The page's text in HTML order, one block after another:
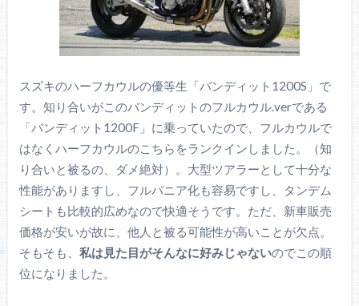
スズキのハーフカウルの優等生「バンディット1200S」で
す。知り合いがこのバンディットのフルカウル.verである
「バンディット1200F」に乗っていたので、フルカウルで
はなくハーフカウルのこちらをランクインしました。（知
り合いと被るの、ダメ絶対）。大型ツアラーとして十分な
性能がありますし、フルパニア化も容易ですし、タンデム
シートも比較的広めなので快適そうです。ただ、新車販売
価格が安いが故に、他人と被る可能性が高いことが欠点。
そもそも、 私は見た目がそんなに好みじゃないのでこの順
位になりました。